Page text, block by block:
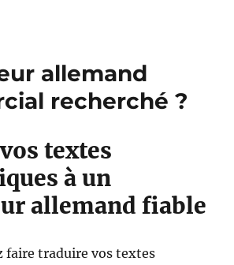
allemand
recherché ?
textes
à un
allemand fiable
faire traduire vos textes